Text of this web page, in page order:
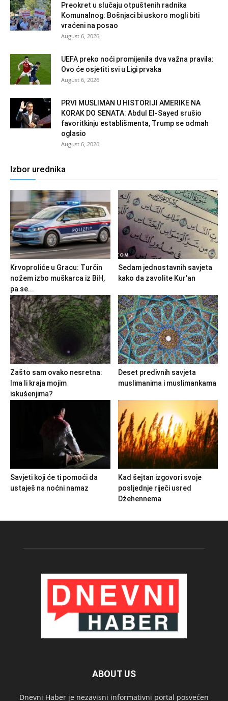
Preokret u slučaju otpuštenih radnika
Komunalnog: Bošnjaci bi uskoro mogli biti
vraćeni na posao
August 6, 2026
UEFA preko noći promijenila dva važna pravila:
Ovo će osjetiti svi u Ligi prvaka
August 6, 2026
PRVI MUSLIMAN U HISTORIJI AMERIKE NA
KORAK DO SENATA: Abdul El-Sayed srušio
favoritkinju establišmenta, Trump se odmah
oglasio
August 6, 2026
Izbor urednika
Krvoproliće u Gracu: Turčin
nožem izbo muškarca iz BiH,
pa se...
Sedam jednostavnih savjeta
kako da zavolite Kur’an
Zašto sam ovako nesretna:
Ima li kraja mojim
iskušenjima?
Deset predivnih savjeta
muslimanima i muslimankama
Savjeti koji će ti pomoći da
ustaješ na noćni namaz
Kad šejtan izgovori svoje
posljednje riječi usred
Džehennema
ABOUT US
Dnevni Haber je nezavisni informativni portal posvećen